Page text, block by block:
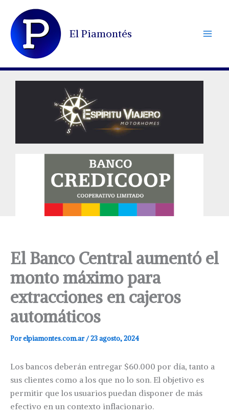
contenido
El Piamontés
El Banco Central aumentó el
monto máximo para
extracciones en cajeros
automáticos
Porelpiamontes.com.ar/23 agosto, 2024
Los bancos deberán entregar $60.000 por día, tanto a
sus clientes como a los que no lo son. El objetivo es
permitir que los usuarios puedan disponer de más
efectivo en un contexto inflacionario.